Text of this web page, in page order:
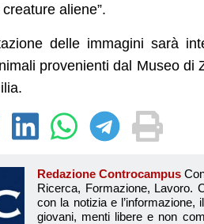
aliene”.
delle immagini sarà
provenienti dal Museo di
Redazione Controcampus Controcampus è Il magazine più letto dai giovani su: Scuola, Università, Ricerca, Formazione, Lavoro. Controcampus nasce nell’ottobre 2001 con la missione di affiancare con la notizia e l’informazione, il mondo dell’istruzione e dell’università. Il suo cuore pulsante sono i giovani, menti libere e non compromesse da nessun interesse di parte. Il progetto è ambizioso e Controcampus cresce e si evolve arricchendo il proprio staff con nuovi giovani vogliosi di